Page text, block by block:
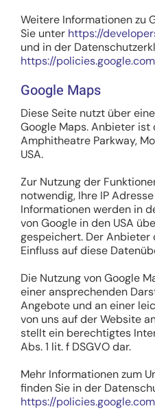
Weitere Informationen zu
Sie unter https://
und in der
https://
Google Maps
Diese Seite nutzt über
Google Maps. Anbieter ist
Amphitheatre Parkway,
USA.
Zur Nutzung der
notwendig, Ihre IP
Informationen werden in
von Google in den USA
gespeichert. Der Anbieter
Einfluss auf diese
Die Nutzung von Google
einer ansprechenden
Angebote und an einer
von uns auf der Website
stellt ein berechtigtes
Abs. 1 lit. f DSGVO dar.
Mehr Informationen zum
finden Sie in der
https://